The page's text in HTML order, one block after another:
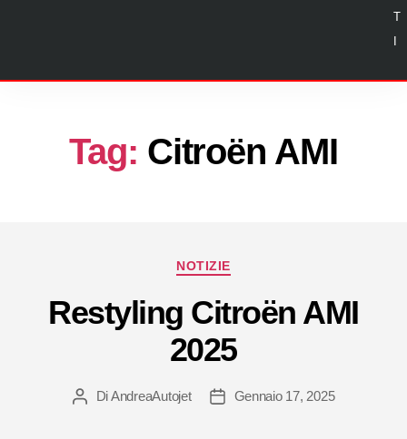
T
Tag: Citroën AMI
NOTIZIE
Restyling Citroën AMI
2025
DiAndreaAutojet Gennaio 17, 2025